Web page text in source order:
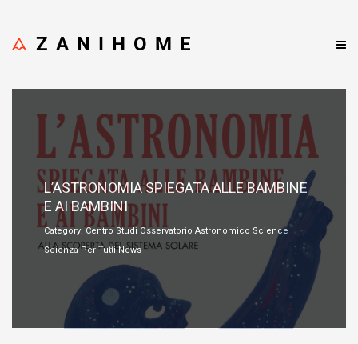
ZANIHOME
L’ASTRONOMIA SPIEGATA ALLE BAMBINE
E AI BAMBINI
Category: Centro Studi Osservatorio Astronomico Science
Scienza Per Tutti News